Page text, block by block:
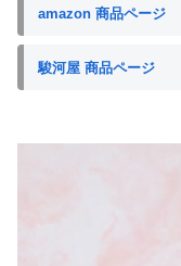
amazon 商品ページ
駿河屋 商品ページ